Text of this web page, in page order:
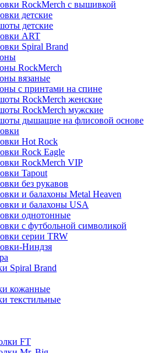
RockMerch с вышивкой
детские
детские
ART
Spiral Brand
RockMerch
вязаные
с принтами на спине
RockMerch женские
RockMerch мужские
дышащие на флисовой основе
Hot Rock
Rock Eagle
RockMerch VIP
Tapout
без рукавов
и балахоны Metal Heaven
и балахоны USA
однотонные
с футбольной символикой
серии TRW
Ниндзя
Spiral Brand
кожанные
текстильные
FT